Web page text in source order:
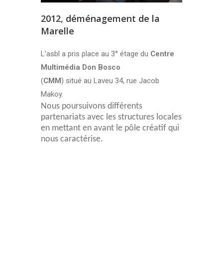
2012, déménagement de la
Marelle
L’asbl a pris place au 3° étage du Centre
Multimédia Don Bosco
(CMM) situé au Laveu 34, rue Jacob
Makoy.
Nous poursuivons différents
partenariats avec les structures locales
en mettant en avant le pôle créatif qui
nous caractérise.